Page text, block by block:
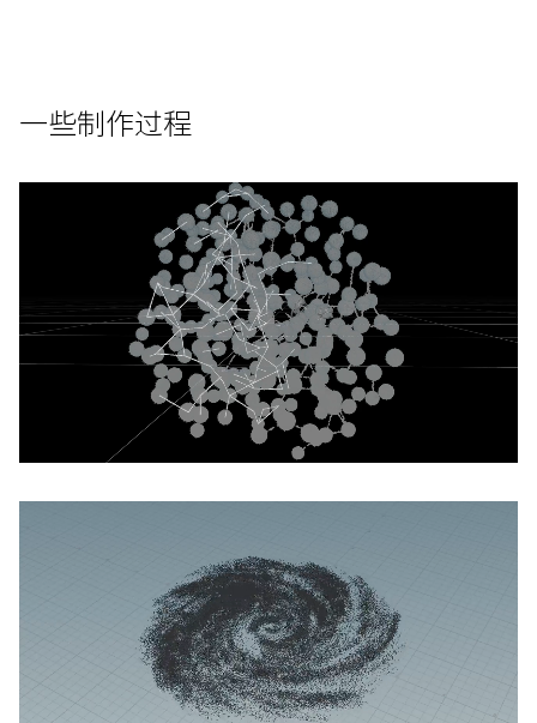
一些制作过程